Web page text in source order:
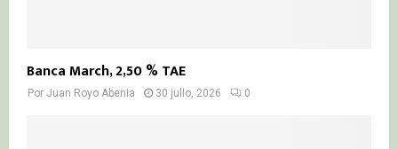
Banca March, 2,50 % TAE
Por Juan Royo Abenia 30 julio, 2026 0